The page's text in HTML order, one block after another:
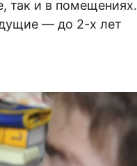
так и в помещениях.
— до 2-х лет